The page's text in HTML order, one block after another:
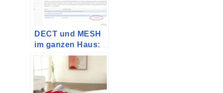
DECT und MESH
im ganzen Haus:
AVM Fritz!Box als
Repeater (Teil 2)